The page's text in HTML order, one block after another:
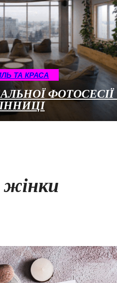
ТА КРАСА
ФОТОСЕСІЇ
жінки